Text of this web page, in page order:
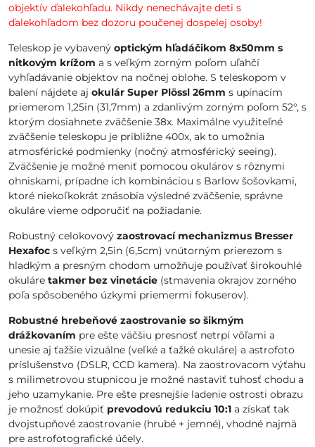
objektív ďalekohľadu. Nikdy nenechávajte deti s
ďalekohľadom bez dozoru poučenej dospelej osoby!
Teleskop je vybavený optickým hľadáčikom 8x50mm s
nitkovým krížom a s veľkým zorným poľom uľahčí
vyhľadávanie objektov na nočnej oblohe. S teleskopom v
balení nájdete aj okulár Super Plössl 26mm s upínacím
priemerom 1,25in (31,7mm) a zdanlivým zorným poľom 52°, s
ktorým dosiahnete zväčšenie 38x. Maximálne využiteľné
zväčšenie teleskopu je približne 400x, ak to umožnia
atmosférické podmienky (nočný atmosférický seeing).
Zväčšenie je možné meniť pomocou okulárov s rôznymi
ohniskami, prípadne ich kombináciou s Barlow šošovkami,
ktoré niekoľkokrát znásobia výsledné zväčšenie, správne
okuláre vieme odporučiť na požiadanie.
Robustný celokovový zaostrovací mechanizmus Bresser
Hexafoc s veľkým 2,5in (6,5cm) vnútorným prierezom s
hladkým a presným chodom umožňuje používať širokouhlé
okuláre takmer bez vinetácie (stmavenia okrajov zorného
poľa spôsobeného úzkymi priemermi fokuserov).
Robustné hrebeňové zaostrovanie so šikmým
drážkovaním pre ešte väčšiu presnosť netrpí vôľami a
unesie aj ťažšie vizuálne (veľké a ťažké okuláre) a astrofoto
príslušenstvo (DSLR, CCD kamera). Na zaostrovacom výťahu
s milimetrovou stupnicou je možné nastaviť tuhosť chodu a
jeho uzamykanie. Pre ešte presnejšie ladenie ostrosti obrazu
je možnosť dokúpiť prevodovú redukciu 10:1 a získať tak
dvojstupňové zaostrovanie (hrubé + jemné), vhodné najmä
pre astrofotografické účely.